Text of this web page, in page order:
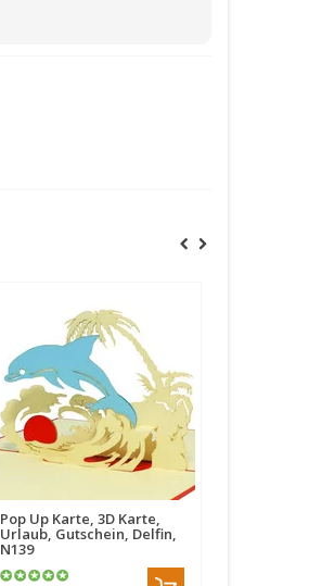
Pop Up Karte, 3D Karte,
Urlaub, Gutschein, Delfin,
N139